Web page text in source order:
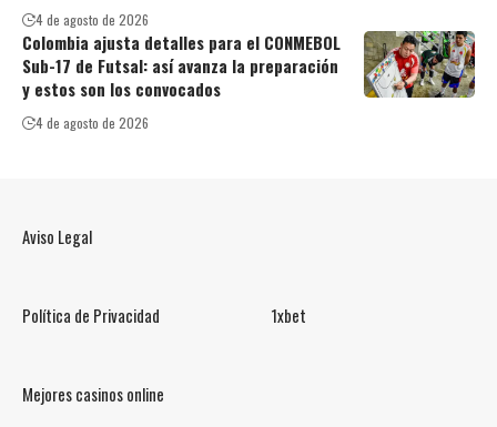
4 de agosto de 2026
Colombia ajusta detalles para el CONMEBOL
Sub-17 de Futsal: así avanza la preparación
y estos son los convocados
4 de agosto de 2026
Aviso Legal
Política de Privacidad 1xbet
Mejores casinos online